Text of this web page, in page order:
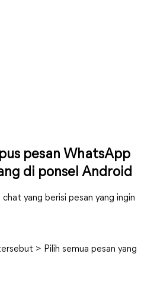
pesan WhatsApp
di ponsel Android
yang berisi pesan yang ingin
> Pilih semua pesan yang